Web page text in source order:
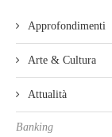
Approfondimenti
Arte & Cultura
Attualità
Banking